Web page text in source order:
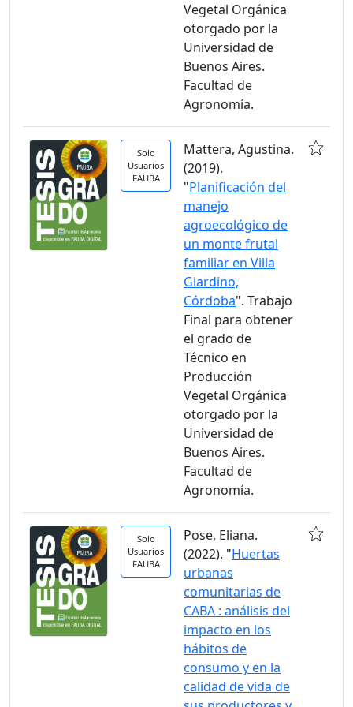
Vegetal Orgánica
otorgado por la
Universidad de
Buenos Aires.
Facultad de
Agronomía.
Solo
Usuarios
FAUBA
Mattera, Agustina.
(2019).
"Planificación del
manejo
agroecológico de
un monte frutal
familiar en Villa
Giardino,
Córdoba". Trabajo
Final para obtener
el grado de
Técnico en
Producción
Vegetal Orgánica
otorgado por la
Universidad de
Buenos Aires.
Facultad de
Agronomía.
Solo
Usuarios
FAUBA
Pose, Eliana.
(2022). "Huertas
urbanas
comunitarias de
CABA : análisis del
impacto en los
hábitos de
consumo y en la
calidad de vida de